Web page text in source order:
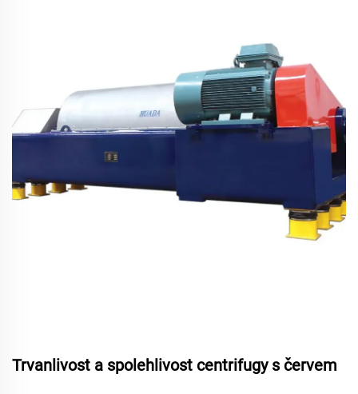
Trvanlivost a spolehlivost centrifugy s červem